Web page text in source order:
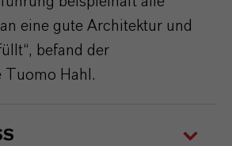
eine gute Architektur und
befand der
Tuomo Hahl.